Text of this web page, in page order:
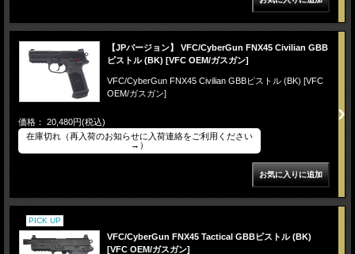
【JPバージョン】 VFC/CyberGun FNX45 Civilian GBB
ピストル (BK) [VFC OEM/ガスガン]
VFC/CyberGun FNX45 Civilian GBBピストル (BK) [VFC
OEM/ガスガン]
価格： 20,480円(税込)
在庫切れ（再入荷のお知らせに入荷連絡をご利用ください
→）
PICK UP
VFC/CyberGun FNX45 Tactical GBBピストル (BK)
[VFC OEM/ガスガン]